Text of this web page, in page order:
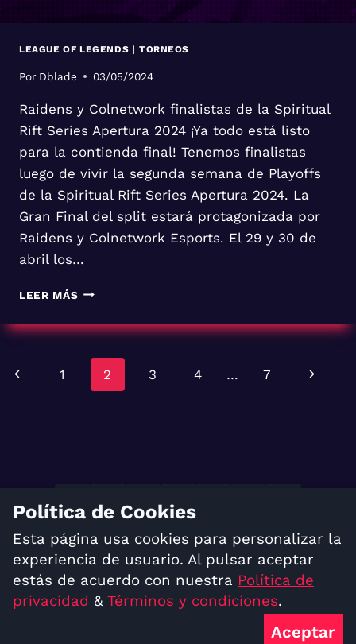
LEAGUE OF LEGENDS | TORNEOS
Por Dblade 03/05/2024
Raidens y Colnetwork finalistas de la Spiritual
Rift Series Apertura 2024 ¡Ya todo está listo
para la contienda final! Tenemos finalistas
luego de vivir la segunda semana de Playoffs
de la Spiritual Rift Series Apertura 2024. La
Gran Final del split estará protagonizada por
Raidens y Colnetwork Esports. El 29 y 30 de
abril los…
LEER MÁS
Navegación
Página
1 2 3 4 … 7
TÉRMINOS Y CONDICIONES
POLÍTICA DE PRIVACIDAD
© 2023 Acaisdev, C.A. Todos los derechos
reservados
Política de Cookies
Esta página usa cookies para personalizar la
experiencia de usuario. Al pulsar aceptar
estás de acuerdo con nuestra Política de
privacidad & Términos y condiciones.
Aceptar